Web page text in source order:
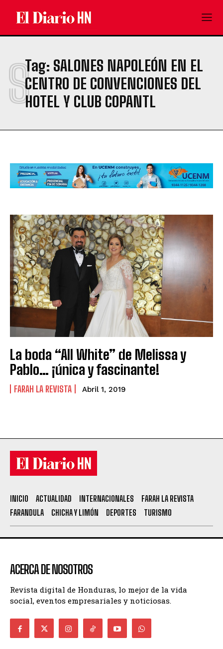
Tag: SALONES NAPOLEÓN EN EL
CENTRO DE CONVENCIONES DEL
HOTEL Y CLUB COPANTL
S
La boda “All White” de Melissa y
Pablo… ¡única y fascinante!
FARAH LA REVISTA Abril 1, 2019
INICIO ACTUALIDAD INTERNACIONALES
FARAH LA REVISTA
FARANDULA
CHICHA Y LIMÓN DEPORTES TURISMO
ACERCA DE NOSOTROS
Revista digital de Honduras, lo mejor de la vida
social, eventos empresariales y noticiosas.